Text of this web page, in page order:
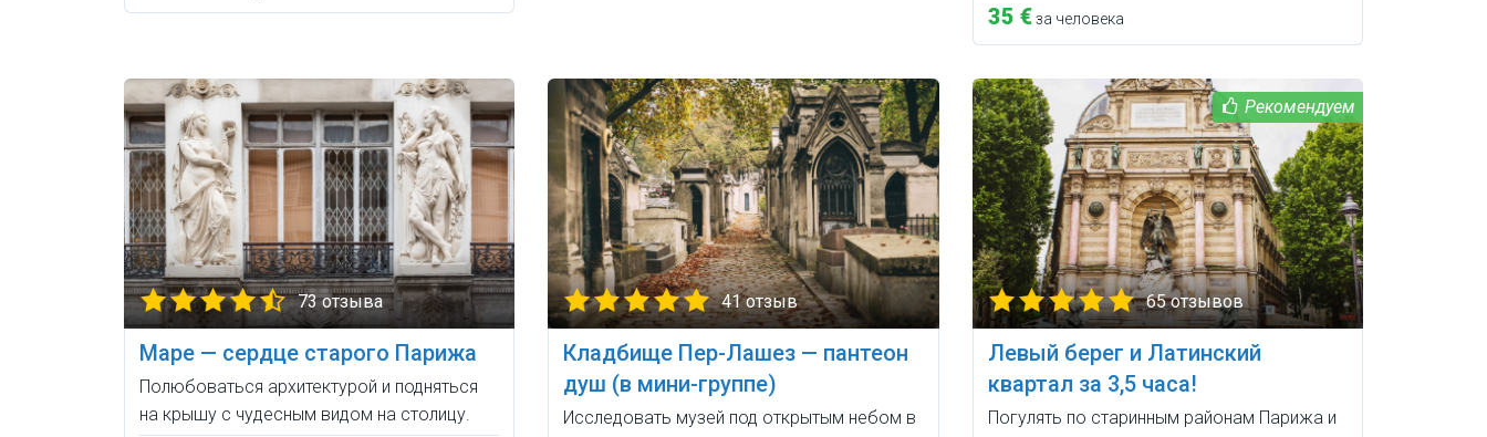
35 €за человека
73 отзыва
Маре — сердце старого Парижа
Полюбоваться архитектурой и подняться
на крышу с чудесным видом на столицу.
41 отзыв
Кладбище Пер-Лашез — пантеон
душ (в мини-группе)
Исследовать музей под открытым небом в
65 отзывов
Левый берег и Латинский
квартал за 3,5 часа!
Погулять по старинным районам Парижа и